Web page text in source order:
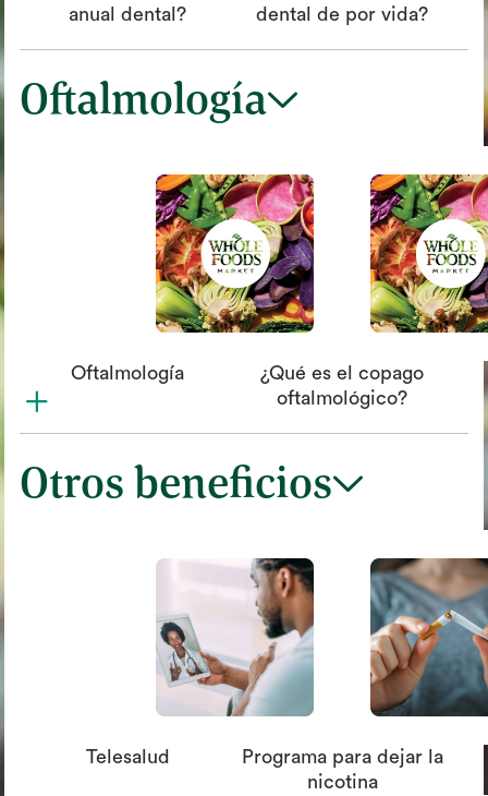
anual dental?
dental de por vida?
Oftalmologíachevron_down
Oftalmología
plus
circle_xmark
¿Qué es el copago
oftalmológico?
Otros beneficioschevron_down
Telesalud
Programa para dejar la
nicotina